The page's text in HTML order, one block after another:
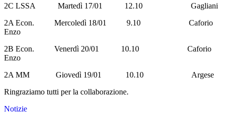
2C LSSA Martedì 17/01 12.10 Gagliani
2A Econ. Mercoledì 18/01 9.10 Caforio
Enzo
2B Econ. Venerdì 20/01 10.10 Caforio
Enzo
2A MM Giovedì 19/01 10.10 Argese
Ringraziamo tutti per la collaborazione.
Notizie